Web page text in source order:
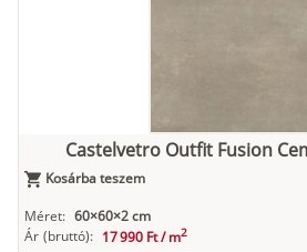
Castelvetro Outfit Fusion
Kosárba teszem
Méret: 60×60×2 cm
Ár (bruttó): 17 990 Ft /m2